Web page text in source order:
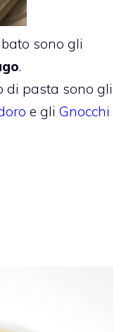
sono gli
.
di pasta sono gli
e gli Gnocchi